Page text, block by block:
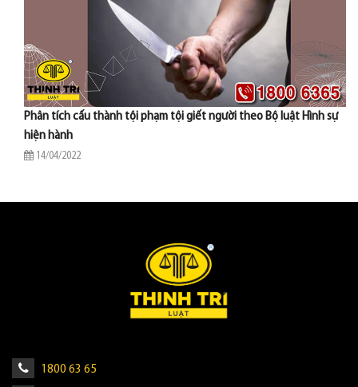
Phân tích cấu thành tội phạm tội giết người theo Bộ luật Hình sự
hiện hành
14/04/2022
1800 63 65